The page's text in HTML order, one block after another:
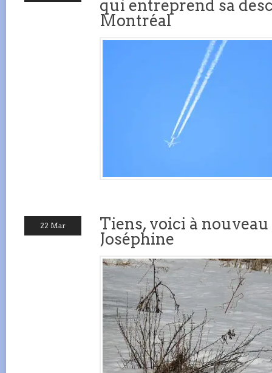
qui entreprend sa
Montréal
22 Mar
Tiens, voici à
Joséphine